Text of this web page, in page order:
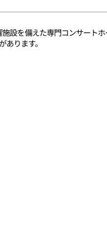
設を備えた専門コンサート
ります。